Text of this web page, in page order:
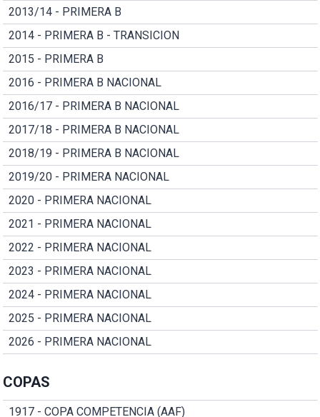
2013/14 - PRIMERA B
2014 - PRIMERA B - TRANSICION
2015 - PRIMERA B
2016 - PRIMERA B NACIONAL
2016/17 - PRIMERA B NACIONAL
2017/18 - PRIMERA B NACIONAL
2018/19 - PRIMERA B NACIONAL
2019/20 - PRIMERA NACIONAL
2020 - PRIMERA NACIONAL
2021 - PRIMERA NACIONAL
2022 - PRIMERA NACIONAL
2023 - PRIMERA NACIONAL
2024 - PRIMERA NACIONAL
2025 - PRIMERA NACIONAL
2026 - PRIMERA NACIONAL
COPAS
1917 - COPA COMPETENCIA (AAF)